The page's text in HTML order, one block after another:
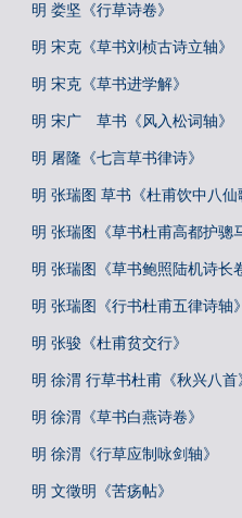
明 娄坚《行草诗卷》
明 宋克《草书刘桢古诗立轴》
明 宋克《草书进学解》
明 宋广 草书《风入松词轴》
明 屠隆《七言草书律诗》
明 张瑞图 草书《杜甫饮中八仙
明 张瑞图《草书杜甫高都护骢
明 张瑞图《草书鲍照陆机诗长
明 张瑞图《行书杜甫五律诗轴》
明 张骏《杜甫贫交行》
明 徐渭 行草书杜甫《秋兴八首
明 徐渭《草书白燕诗卷》
明 徐渭《行草应制咏剑轴》
明 文徵明《苦疡帖》